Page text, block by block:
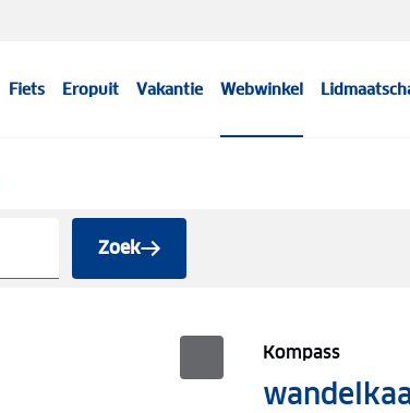
Fiets Eropuit Vakantie Webwinkel
Zoek
Kompass